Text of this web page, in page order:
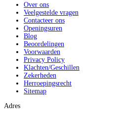
Over ons
Veelgestelde vragen
Contacteer ons
Openingsuren
Blog
Beoordelingen
Voorwaarden
Privacy Policy
Klachten/Geschillen
Zekerheden
Herroepingsrecht
Sitemap
Adres